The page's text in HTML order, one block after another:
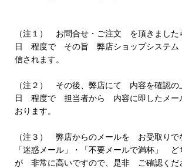
（注１） お問合せ・ご注文 を頂きました
日 程度で その旨 弊店ショップシステム
信されます。
（注２） その後、弊店にて 内容を確認
日 程度で 担当者から 内容に即したメー
おります。
（注３） 弊店からのメールを お受取り
「迷惑メール」・「不要メールで満杯」 ど
が 非常に高いですので、是非 ご確認くだ